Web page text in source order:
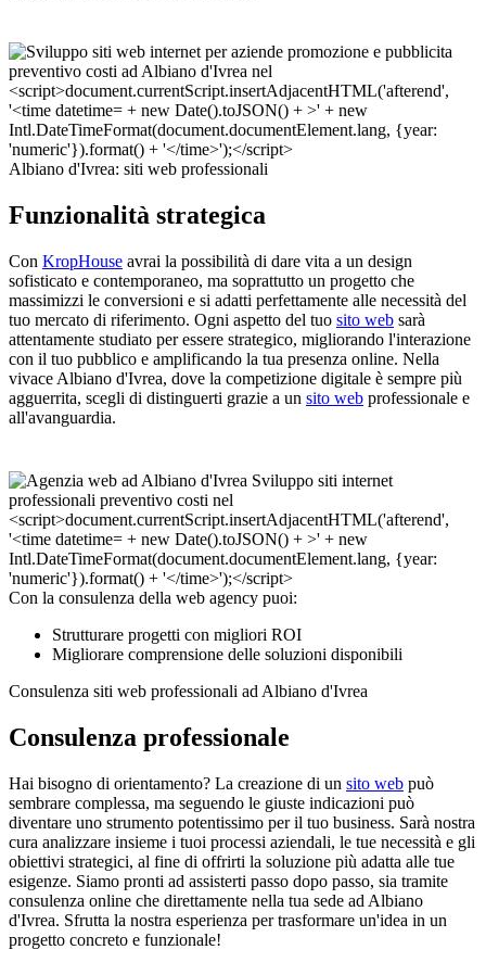
Albiano d'Ivrea: siti web professionali
Funzionalità strategica
Con KropHouse avrai la possibilità di dare vita a un design
sofisticato e contemporaneo, ma soprattutto un progetto che
massimizzi le conversioni e si adatti perfettamente alle necessità del
tuo mercato di riferimento. Ogni aspetto del tuo sito web sarà
attentamente studiato per essere strategico, migliorando l'interazione
con il tuo pubblico e amplificando la tua presenza online. Nella
vivace Albiano d'Ivrea, dove la competizione digitale è sempre più
agguerrita, scegli di distinguerti grazie a un sito web professionale e
all'avanguardia.
Con la consulenza della web agency puoi:
Strutturare progetti con migliori ROI
Migliorare comprensione delle soluzioni disponibili
Consulenza siti web professionali ad Albiano d'Ivrea
Consulenza professionale
Hai bisogno di orientamento? La creazione di un sito web può
sembrare complessa, ma seguendo le giuste indicazioni può
diventare uno strumento potentissimo per il tuo business. Sarà nostra
cura analizzare insieme i tuoi processi aziendali, le tue necessità e gli
obiettivi strategici, al fine di offrirti la soluzione più adatta alle tue
esigenze. Siamo pronti ad assisterti passo dopo passo, sia tramite
consulenza online che direttamente nella tua sede ad Albiano
d'Ivrea. Sfrutta la nostra esperienza per trasformare un'idea in un
progetto concreto e funzionale!